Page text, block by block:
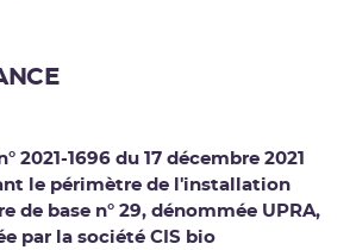
2021-1696 du 17 décembre 2021
le périmètre de l'installation
de base n° 29, dénommée UPRA,
par la société CIS bio